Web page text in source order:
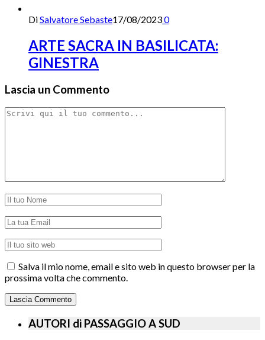
DiSalvatore Sebaste17/08/20230
ARTE SACRA IN BASILICATA:
GINESTRA
Lascia un Commento
Salva il mio nome, email e sito web in questo browser per la
prossima volta che commento.
AUTORI di PASSAGGIO A SUD